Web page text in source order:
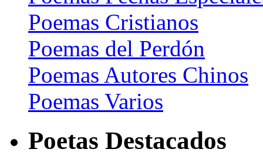
Poemas Cristianos
Poemas del Perdón
Poemas Autores Chinos
Poemas Varios
Poetas Destacados